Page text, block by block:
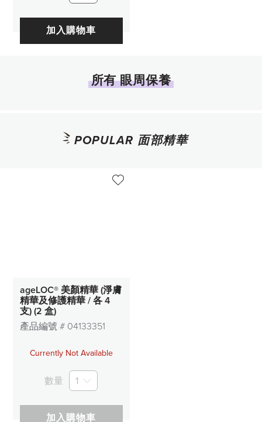
加入購物車
所有 眼周保養
POPULAR 面部精華
ageLOC® 美顏精華 (淨膚
精華及修護精華 / 各 4
支) (2 盒)
產品編號 # 04133351
Currently Not Available
數量 1
加入購物車